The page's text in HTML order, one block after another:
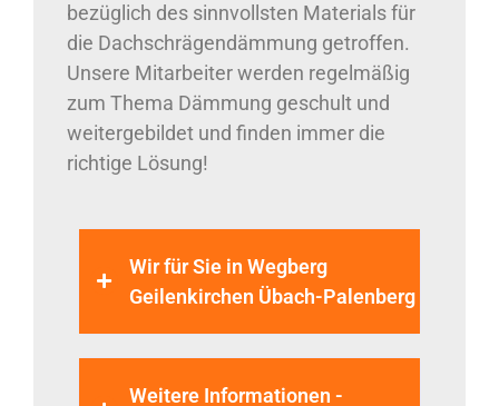
bezüglich des sinnvollsten Materials für
die Dachschrägendämmung getroffen.
Unsere Mitarbeiter werden regelmäßig
zum Thema Dämmung geschult und
weitergebildet und finden immer die
richtige Lösung!
Wir für Sie in Wegberg
Geilenkirchen Übach-Palenberg
Weitere Informationen -